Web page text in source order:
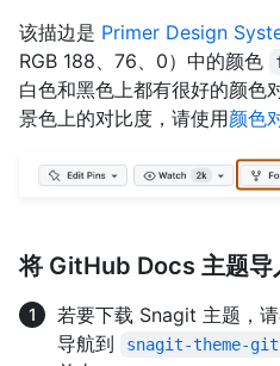
该描边是 Primer Design
RGB 188、76、0）中的颜色
白色和黑色上都有很好的颜色
景色上的对比度，请使用颜色
将 GitHub Docs 主题
若要下载 Snagit 主题，
导航到
snagit-theme-